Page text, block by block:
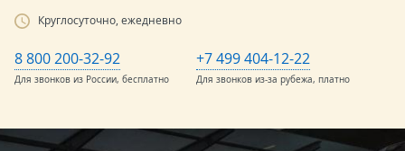
Круглосуточно, ежедневно
8 800 200-32-92
Для звонков из России, бесплатно
+7 499 404-12-22
Для звонков из-за рубежа, платно